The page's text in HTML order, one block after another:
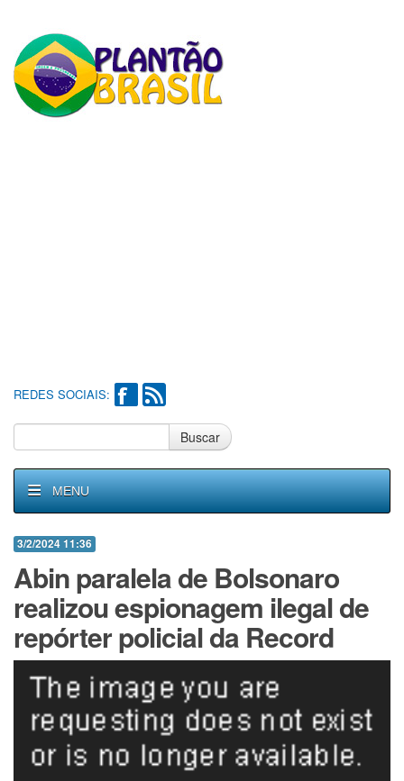
REDES SOCIAIS:
Buscar
MENU
3/2/2024 11:36
Abin paralela de Bolsonaro
realizou espionagem ilegal de
repórter policial da Record